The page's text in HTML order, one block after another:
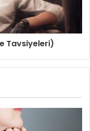
Tavsiyeleri)